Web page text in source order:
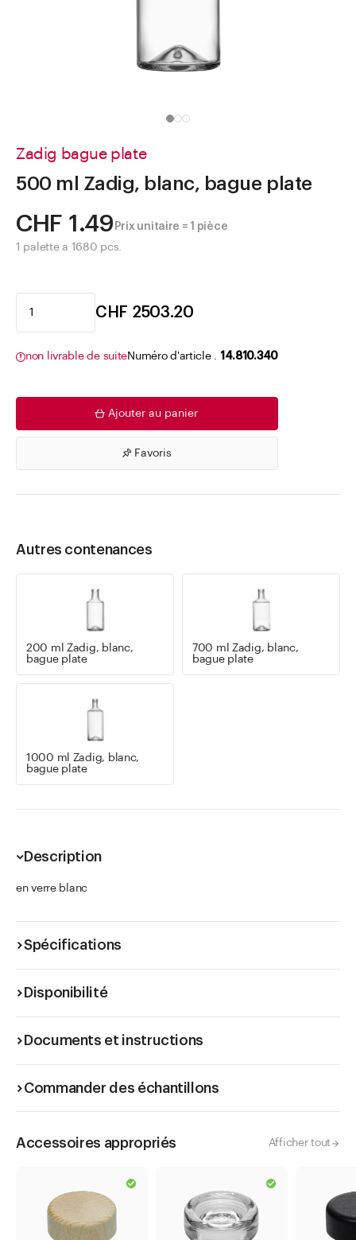
Zadig bague plate
500 ml Zadig, blanc, bague plate
CHF 1.49 Prix unitaire = 1 pièce
1 palette a 1680 pcs.
CHF 2503.20
non livrable de suiteNuméro d'article . 14.810.340
Ajouter au panier
Favoris
Autres contenances
200 ml Zadig, blanc,
bague plate
700 ml Zadig, blanc,
bague plate
1000 ml Zadig, blanc,
bague plate
Description
en verre blanc
Spécifications
Disponibilité
Documents et instructions
Commander des échantillons
Accessoires appropriés Afficher tout